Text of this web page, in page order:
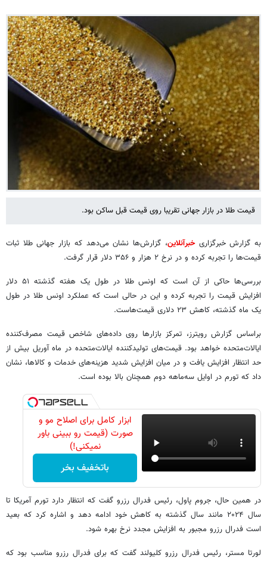
قیمت طلا در بازار جهانی تقریبا روی قیمت قبل ساکن بود.
به گزارش خبرگزاریخبرآنلاین، گزارش‌ها نشان می‌دهد که بازار جهانی طلا ثبات
قیمت‌ها را تجربه کرده و در نرخ ۲ هزار و ۳۵۶ دلار قرار گرفت.
بررسی‌ها حاکی از آن است که اونس طلا در طول یک هفته گذشته ۵۱ دلار
افزایش قیمت را تجربه کرده و این در حالی است که عملکرد اونس طلا در طول
یک ماه گذشته، کاهش ۲۳ دلاری قیمت‌هاست.
براساس گزارش رویترز، تمرکز بازارها روی داده‌های شاخص قیمت مصرف‌کننده
ایالات‌متحده خواهد بود. قیمت‌های تولیدکننده ایالات‌متحده در ماه آوریل بیش از
حد انتظار افزایش یافت و در میان افزایش شدید هزینه‌های خدمات و کالاها، نشان
داد که تورم در اوایل سه‌ماهه دوم همچنان بالا بوده است.
ابزار کامل برای اصلاح مو و
صورت (قیمت رو ببینی باور
نمیکنی!)
باتخفیف بخر
در همین حال، جروم پاول، رئیس فدرال رزرو گفت که انتظار دارد تورم آمریکا تا
سال ۲۰۲۴ مانند سال گذشته به کاهش خود ادامه دهد و اشاره کرد که بعید
است فدرال رزرو مجبور به افزایش مجدد نرخ بهره شود.
لورتا مستر، رئیس فدرال رزرو کلیولند گفت که برای فدرال رزرو مناسب بود که